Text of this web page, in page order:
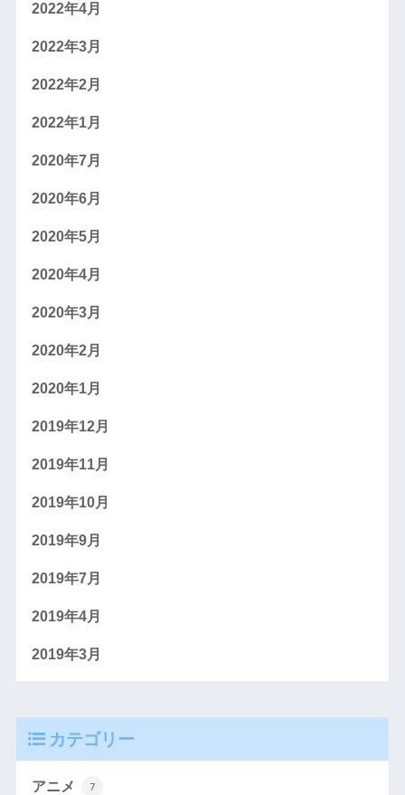
2022年4月
2022年3月
2022年2月
2022年1月
2020年7月
2020年6月
2020年5月
2020年4月
2020年3月
2020年2月
2020年1月
2019年12月
2019年11月
2019年10月
2019年9月
2019年7月
2019年4月
2019年3月
カテゴリー
アニメ 7